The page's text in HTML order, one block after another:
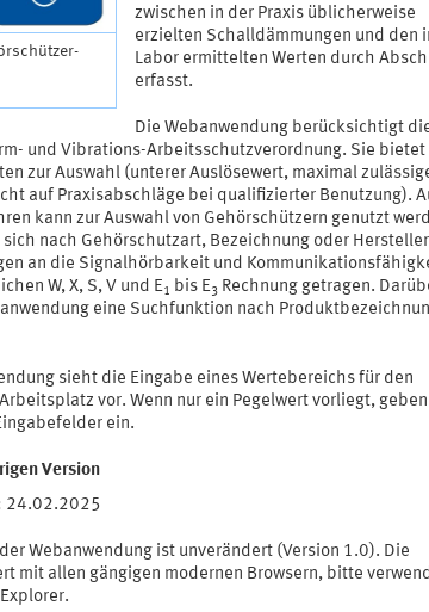
zwischen in der Praxis üblicherweise
erzielten Schalldämmungen und den
Labor ermittelten Werten durch
erfasst.
Die Webanwendung berücksichtigt
und Vibrations-Arbeitsschutzverordnung. Sie bietet
zur Auswahl (unterer Auslösewert, maximal
auf Praxisabschläge bei qualifizierter Benutzung).
kann zur Auswahl von Gehörschützern genutzt
sich nach Gehörschutzart, Bezeichnung oder Hersteller
an die Signalhörbarkeit und
W, X, S, V und E1 bis E3 Rechnung getragen.
eine Suchfunktion nach
sieht die Eingabe eines Wertebereichs für den
vor. Wenn nur ein Pegelwert vorliegt, geben
ein.
Version
24.02.2025
Webanwendung ist unverändert (Version 1.0). Die
mit allen gängigen modernen Browsern, bitte